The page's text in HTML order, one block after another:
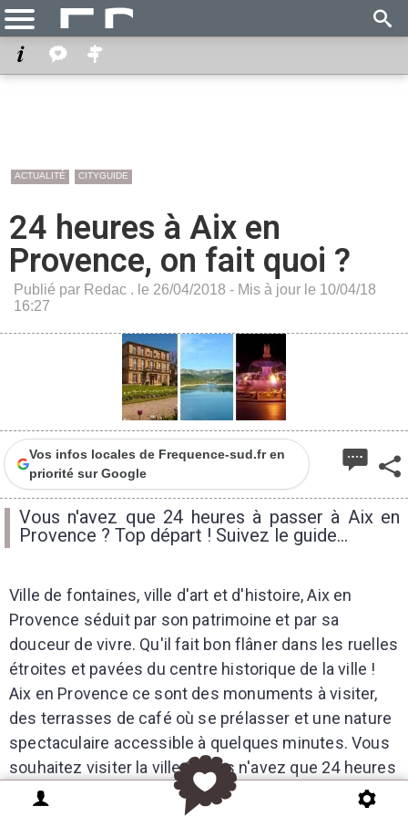
ACTUALITÉ CITYGUIDE
24 heures à Aix en
Provence, on fait quoi ?
Publié par Redac . le 26/04/2018 - Mis à jour le 10/04/18
16:27
Vos infos locales de Frequence-sud.fr en
priorité sur Google
Vous n'avez que 24 heures à passer à Aix en
Provence ? Top départ ! Suivez le guide...
Ville de fontaines, ville d'art et d'histoire, Aix en
Provence séduit par son patrimoine et par sa
douceur de vivre. Qu'il fait bon flâner dans les ruelles
étroites et pavées du centre historique de la ville !
Aix en Provence ce sont des monuments à visiter,
des terrasses de café où se prélasser et une nature
spectaculaire accessible à quelques minutes. Vous
souhaitez visiter la ville ? Vous n'avez que 24 heures
à lui consacrer ? Voici le parcours d'une journée à